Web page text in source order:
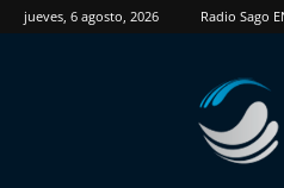
jueves, 6 agosto, 2026 Radio Sago